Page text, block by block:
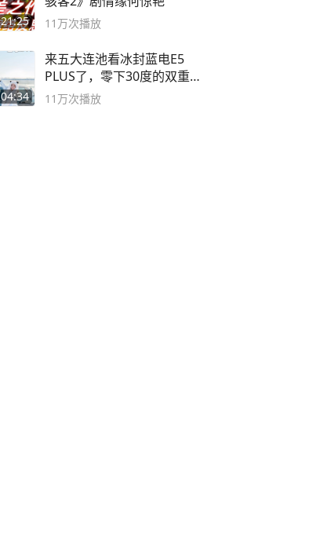
21:25 11万次播放
04:34
来五大连池看冰封蓝电E5
PLUS了，零下30度的双重冰
封40小时全录
11万次播放